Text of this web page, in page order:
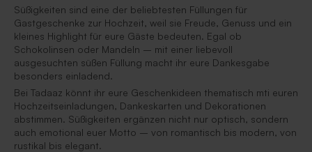
Süßigkeiten sind eine der beliebtesten Füllungen für
Gastgeschenke zur Hochzeit, weil sie Freude, Genuss und ein
kleines Highlight für eure Gäste bedeuten. Egal ob
Schokolinsen oder Mandeln – mit einer liebevoll
ausgesuchten süßen Füllung macht ihr eure Dankesgabe
besonders einladend.
Bei Tadaaz könnt ihr eure Geschenkideen thematisch mti euren
Hochzeitseinladungen, Dankeskarten und Dekorationen
abstimmen. Süßigkeiten ergänzen nicht nur optisch, sondern
auch emotional euer Motto – von romantisch bis modern, von
rustikal bis elegant.